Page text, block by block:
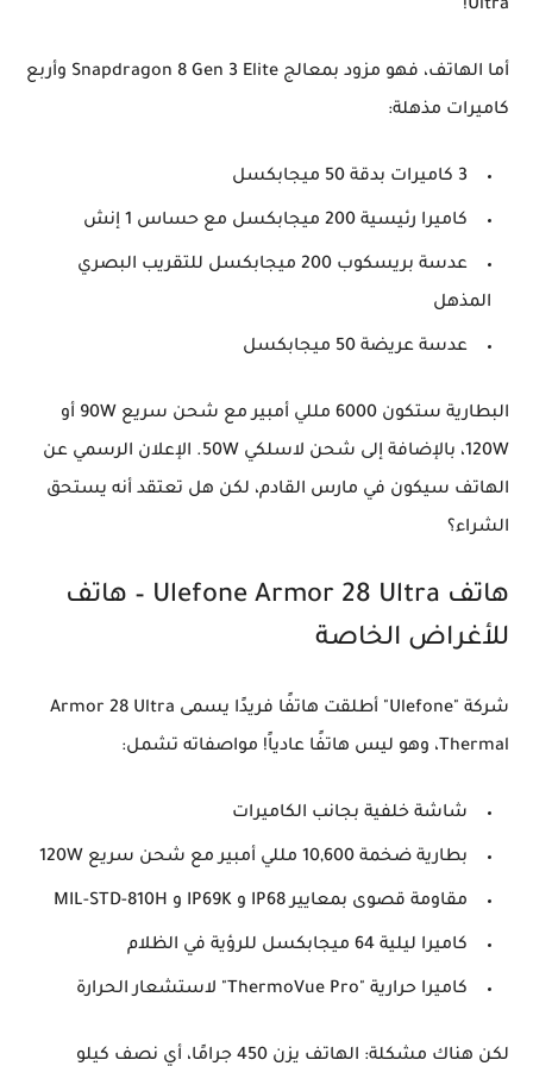
Ultra
!
أما الهاتف، فهو مزود بمعالج Snapdragon 8 Gen 3 Elite وأربع
كاميرات مذهلة:
3 كاميرات بدقة 50 ميجابكسل
كاميرا رئيسية 200 ميجابكسل مع حساس 1 إنش
عدسة بريسكوب 200 ميجابكسل
للتقريب البصري
المذهل
عدسة عريضة 50 ميجابكسل
البطارية ستكون 6000 مللي أمبير مع شحن سريع
90W أو
120W، بالإضافة إلى شحن لاسلكي 50W. الإعلان الرسمي عن
الهاتف سيكون في مارس القادم، لكن هل تعتقد أنه يستحق
الشراء؟
هاتف Ulefone Armor 28 Ultra – هاتف
للأغراض الخاصة
شركة "Ulefone" أطلقت هاتفًا فريدًا يسمى
Armor 28 Ultra
Thermal ، وهو ليس هاتفًا عادياً! مواصفاته تشمل:
شاشة خلفية بجانب الكاميرات
بطارية ضخمة 10,600 مللي أمبير مع شحن سريع 120W
مقاومة قصوى بمعاييرIP68 و IP69K و MIL-STD-810H
كاميرا ليلية 64 ميجابكسل للرؤية في الظلام
كاميرا حرارية "ThermoVue Pro" لاستشعار الحرارة
لكن هناك مشكلة: الهاتف يزن 450 جرامًا ، أي نصف كيلو